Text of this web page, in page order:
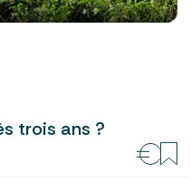
trois ans ?